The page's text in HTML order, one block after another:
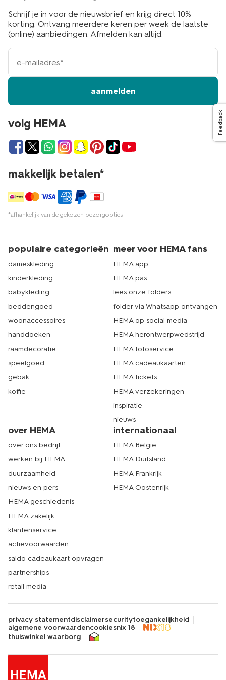
volg HEMA
makkelijk betalen*
*afhankelijk van de gekozen bezorgopties
Schrijf je in voor de nieuwsbrief en krijg direct 10%
korting. Ontvang meerdere keren per week de laatste
(online) aanbiedingen. Afmelden kan altijd.
e-
mailadres
aanmelden
populaire categorieën
dameskleding
kinderkleding
babykleding
beddengoed
woonaccessoires
handdoeken
raamdecoratie
speelgoed
gebak
koffie
meer voor HEMA fans
HEMA app
HEMA pas
lees onze folders
folder via Whatsapp ontvangen
HEMA op social media
HEMA herontwerpwedstrijd
HEMA fotoservice
HEMA cadeaukaarten
HEMA tickets
HEMA verzekeringen
inspiratie
nieuws
over HEMA
over ons bedrijf
werken bij HEMA
duurzaamheid
nieuws en pers
HEMA geschiedenis
HEMA zakelijk
klantenservice
actievoorwaarden
saldo cadeaukaart opvragen
partnerships
retail media
internationaal
HEMA België
HEMA Duitsland
HEMA Frankrijk
HEMA Oostenrijk
privacy statementdisclaimersecuritytoegankelijkheid
algemene voorwaardencookiesnix 18
thuiswinkel waarborg
Feedback